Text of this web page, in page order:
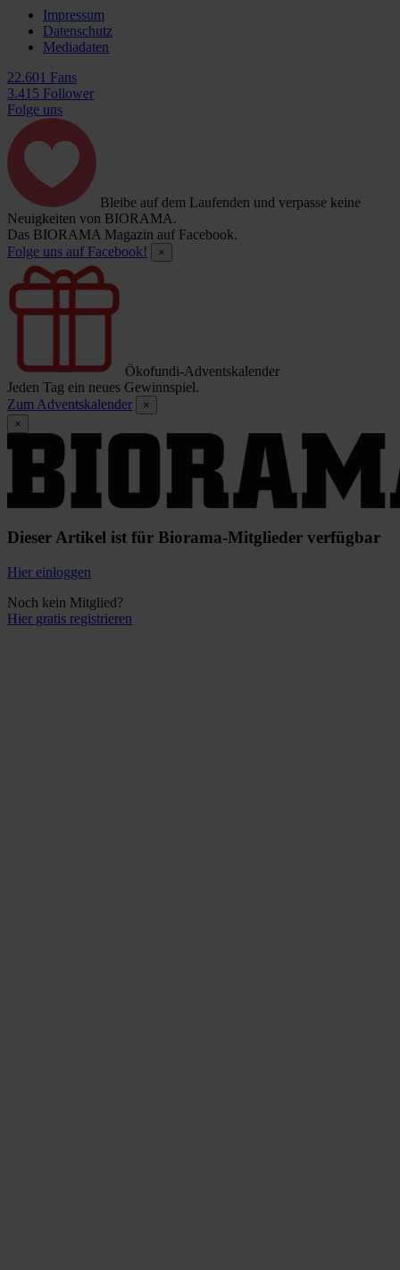
Impressum
Datenschutz
Mediadaten
22.601 Fans
3.415 Follower
Folge uns
Bleibe auf dem Laufenden und verpasse keine
Neuigkeiten von BIORAMA.
Das BIORAMA Magazin auf Facebook.
Folge uns auf Facebook!
×
Ökofundi-Adventskalender
Jeden Tag ein neues Gewinnspiel.
Zum Adventskalender
×
×
Dieser Artikel ist für Biorama-Mitglieder verfügbar
Hier einloggen
Noch kein Mitglied?
Hier gratis registrieren